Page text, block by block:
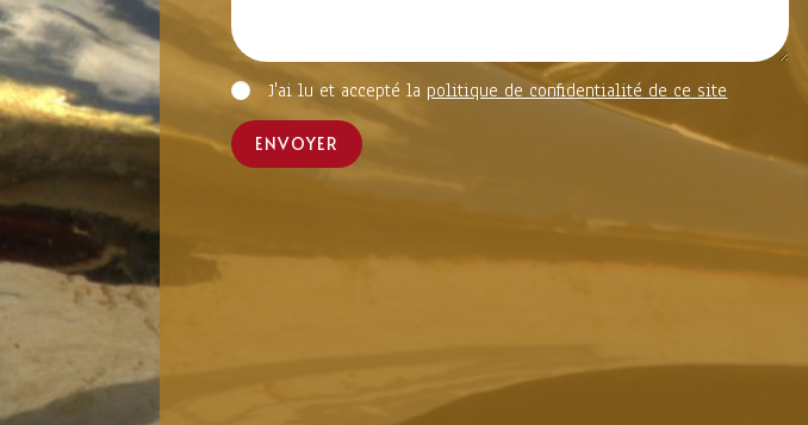
J'ai lu et accepté la politique de confidentialité de ce site
ENVOYER